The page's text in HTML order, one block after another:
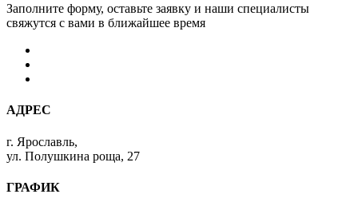
Заполните форму, оставьте заявку и наши специалисты
свяжутся с вами в ближайшее время
АДРЕС
г. Ярославль,
ул. Полушкина роща, 27
ГРАФИК